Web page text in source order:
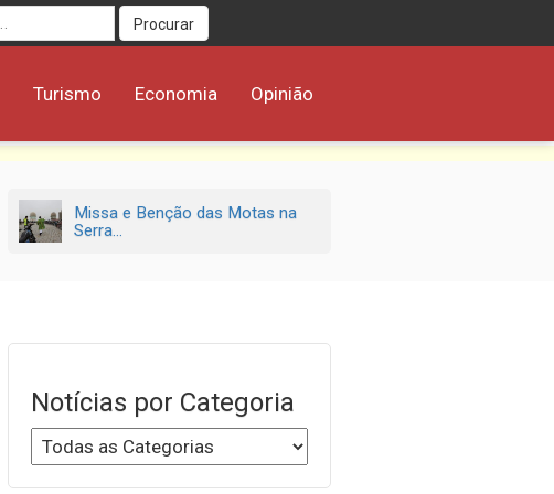
Procurar
Turismo Economia Opinião
Missa e Benção das Motas na
Serra...
Notícias por Categoria